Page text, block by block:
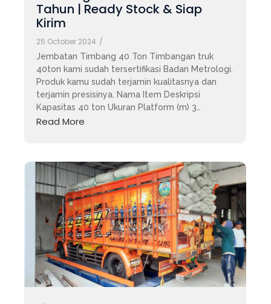
Tahun | Ready Stock & Siap
Kirim
25 October 2024 /
Jembatan Timbang 40 Ton Timbangan truk
40ton kami sudah tersertifikasi Badan Metrologi.
Produk kamu sudah terjamin kualitasnya dan
terjamin presisinya. Nama Item Deskripsi
Kapasitas 40 ton Ukuran Platform (m) 3…
Read More